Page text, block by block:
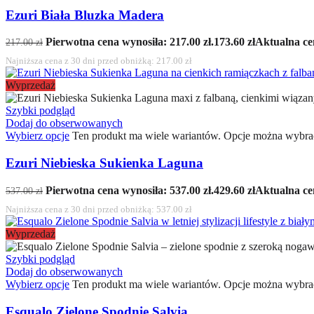
Ezuri Biała Bluzka Madera
217.00zł Pierwotna cena wynosiła: 217.00 zł.173.60 złAktualna
Najniższa cena z 30 dni przed obniżką: 217.00 zł
Wyprzedaż
Szybki podgląd
Dodaj do obserwowanych
Wybierz opcje Ten produkt ma wiele wariantów. Opcje można
Ezuri Niebieska Sukienka Laguna
537.00zł Pierwotna cena wynosiła: 537.00 zł.429.60 złAktualna
Najniższa cena z 30 dni przed obniżką: 537.00 zł
Wyprzedaż
Szybki podgląd
Dodaj do obserwowanych
Wybierz opcje Ten produkt ma wiele wariantów. Opcje można